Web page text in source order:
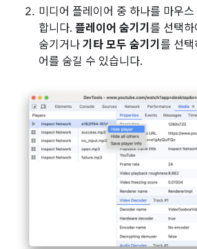
미디어 플레이어 중 하나를 마우
합니다. 플레이어 숨기기 를 선택
숨기거나 기타 모두 숨기기 를 선택
어를 숨길 수 있습니다.